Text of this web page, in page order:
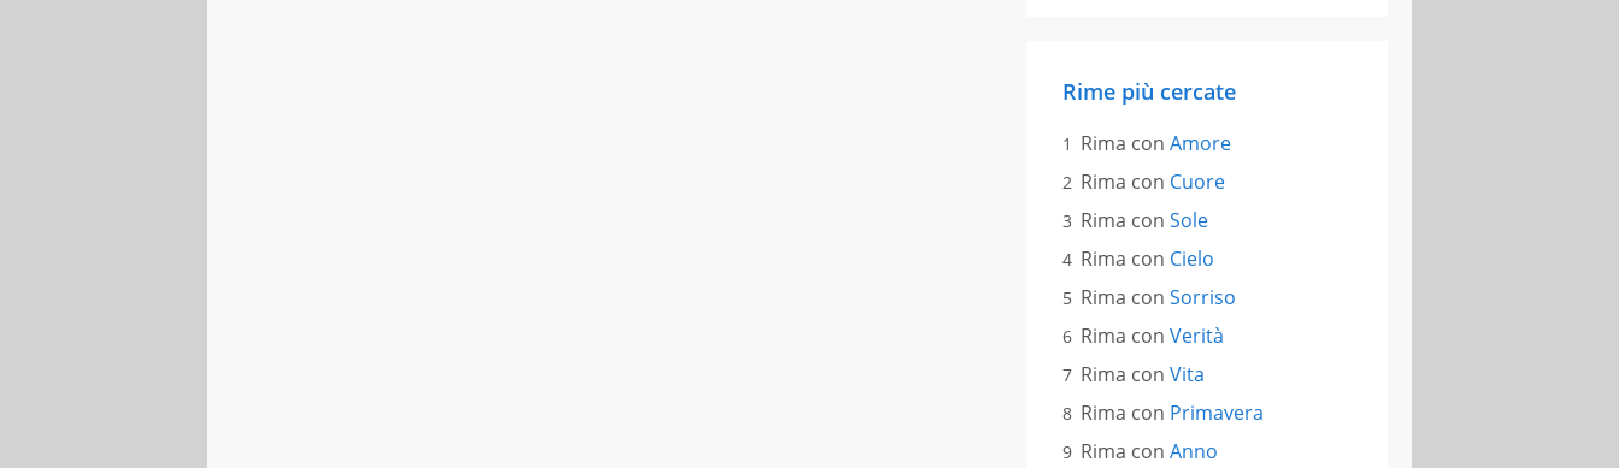
Rime più cercate
Rima con Amore
Rima con Cuore
Rima con Sole
Rima con Cielo
Rima con Sorriso
Rima con Verità
Rima con Vita
Rima con Primavera
Rima con Anno